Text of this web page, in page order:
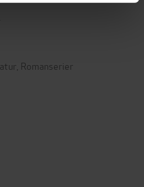
Romanserier